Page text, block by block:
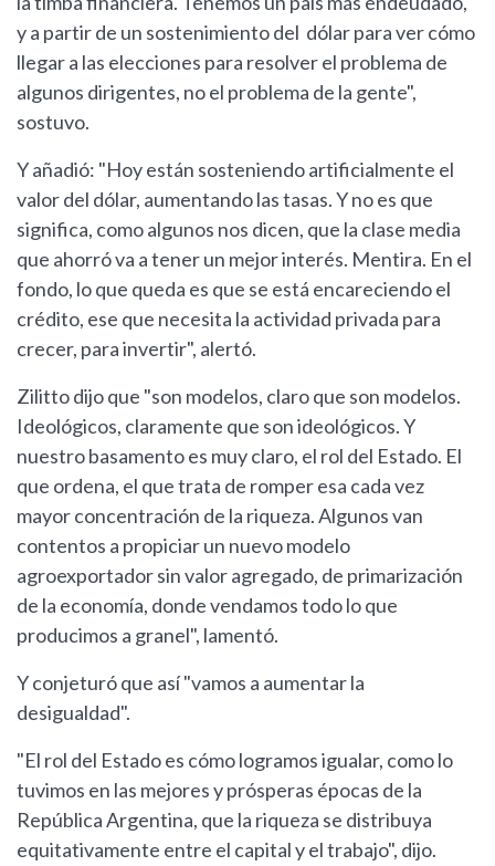
y a partir de un sostenimiento del dólar para ver cómo
llegar a las elecciones para resolver el problema de
algunos dirigentes, no el problema de la gente",
sostuvo.
Y añadió: "Hoy están sosteniendo artificialmente el
valor del dólar, aumentando las tasas. Y no es que
significa, como algunos nos dicen, que la clase media
que ahorró va a tener un mejor interés. Mentira. En el
fondo, lo que queda es que se está encareciendo el
crédito, ese que necesita la actividad privada para
crecer, para invertir", alertó.
Zilitto dijo que "son modelos, claro que son modelos.
Ideológicos, claramente que son ideológicos. Y
nuestro basamento es muy claro, el rol del Estado. El
que ordena, el que trata de romper esa cada vez
mayor concentración de la riqueza. Algunos van
contentos a propiciar un nuevo modelo
agroexportador sin valor agregado, de primarización
de la economía, donde vendamos todo lo que
producimos a granel", lamentó.
Y conjeturó que así "vamos a aumentar la
desigualdad".
"El rol del Estado es cómo logramos igualar, como lo
tuvimos en las mejores y prósperas épocas de la
República Argentina, que la riqueza se distribuya
equitativamente entre el capital y el trabajo", dijo.